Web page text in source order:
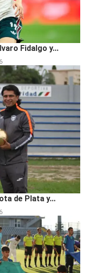
Fidalgo y...
de Plata y...